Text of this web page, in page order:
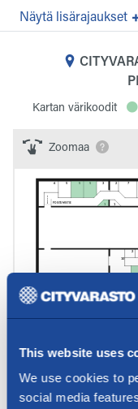
This website uses
We use cookies to
social media
lisärajaukset
Kartan värikoodit
Zoomaa